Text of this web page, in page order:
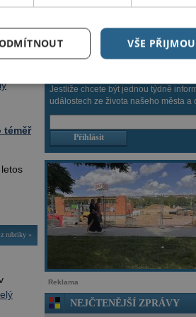
rubriky »
téměř
rubriky »
Jídelní lístky
Sportoviště
Jestliže chcete být jednou týdně
událostech ze života našeho města a
Reklama
NEJČTENĚJŠÍ ZPRÁVY
VŠE